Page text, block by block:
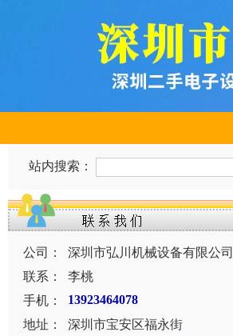
站内搜索：
公司：
深圳市弘川机械设备有限公司
联系：
李桃
手机：
13923464078
地址：
深圳市宝安区福永街